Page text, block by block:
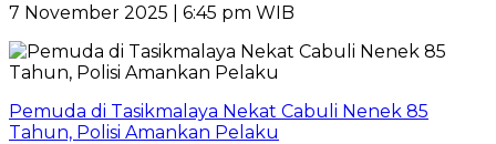
7 November 2025 | 6:45 pm WIB
Pemuda di Tasikmalaya Nekat Cabuli Nenek 85
Tahun, Polisi Amankan Pelaku